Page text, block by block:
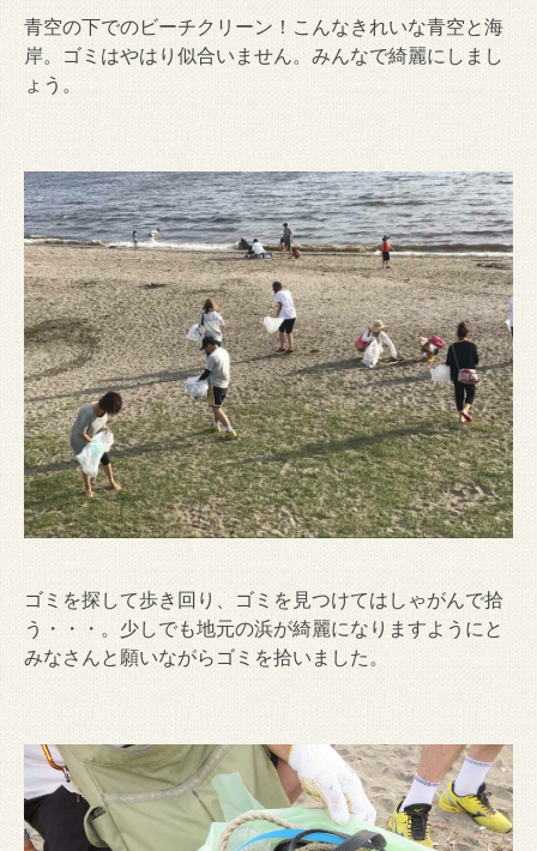
青空の下でのビーチクリーン！こんなきれいな青空と海
岸。ゴミはやはり似合いません。みんなで綺麗にしまし
ょう。
ゴミを探して歩き回り、ゴミを見つけてはしゃがんで拾
う・・・。少しでも地元の浜が綺麗になりますようにと
みなさんと願いながらゴミを拾いました。